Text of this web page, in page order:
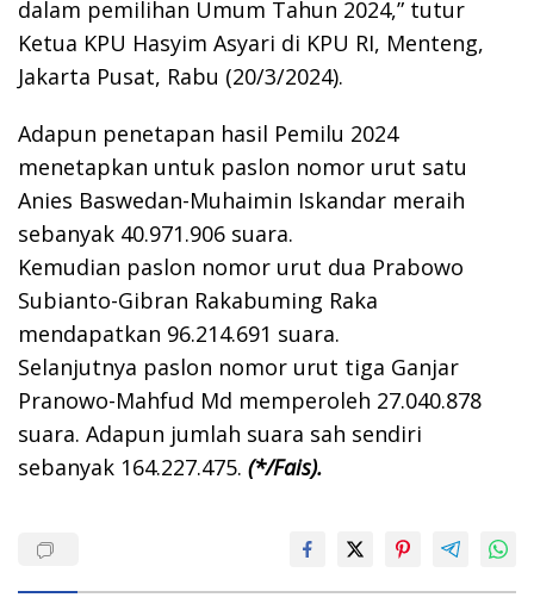
dalam pemilihan Umum Tahun 2024,” tutur
Ketua KPU Hasyim Asyari di KPU RI, Menteng,
Jakarta Pusat, Rabu (20/3/2024).
Adapun penetapan hasil Pemilu 2024
menetapkan untuk paslon nomor urut satu
Anies Baswedan-Muhaimin Iskandar meraih
sebanyak 40.971.906 suara.
Kemudian paslon nomor urut dua Prabowo
Subianto-Gibran Rakabuming Raka
mendapatkan 96.214.691 suara.
Selanjutnya paslon nomor urut tiga Ganjar
Pranowo-Mahfud Md memperoleh 27.040.878
suara. Adapun jumlah suara sah sendiri
sebanyak 164.227.475. (*/Fais).